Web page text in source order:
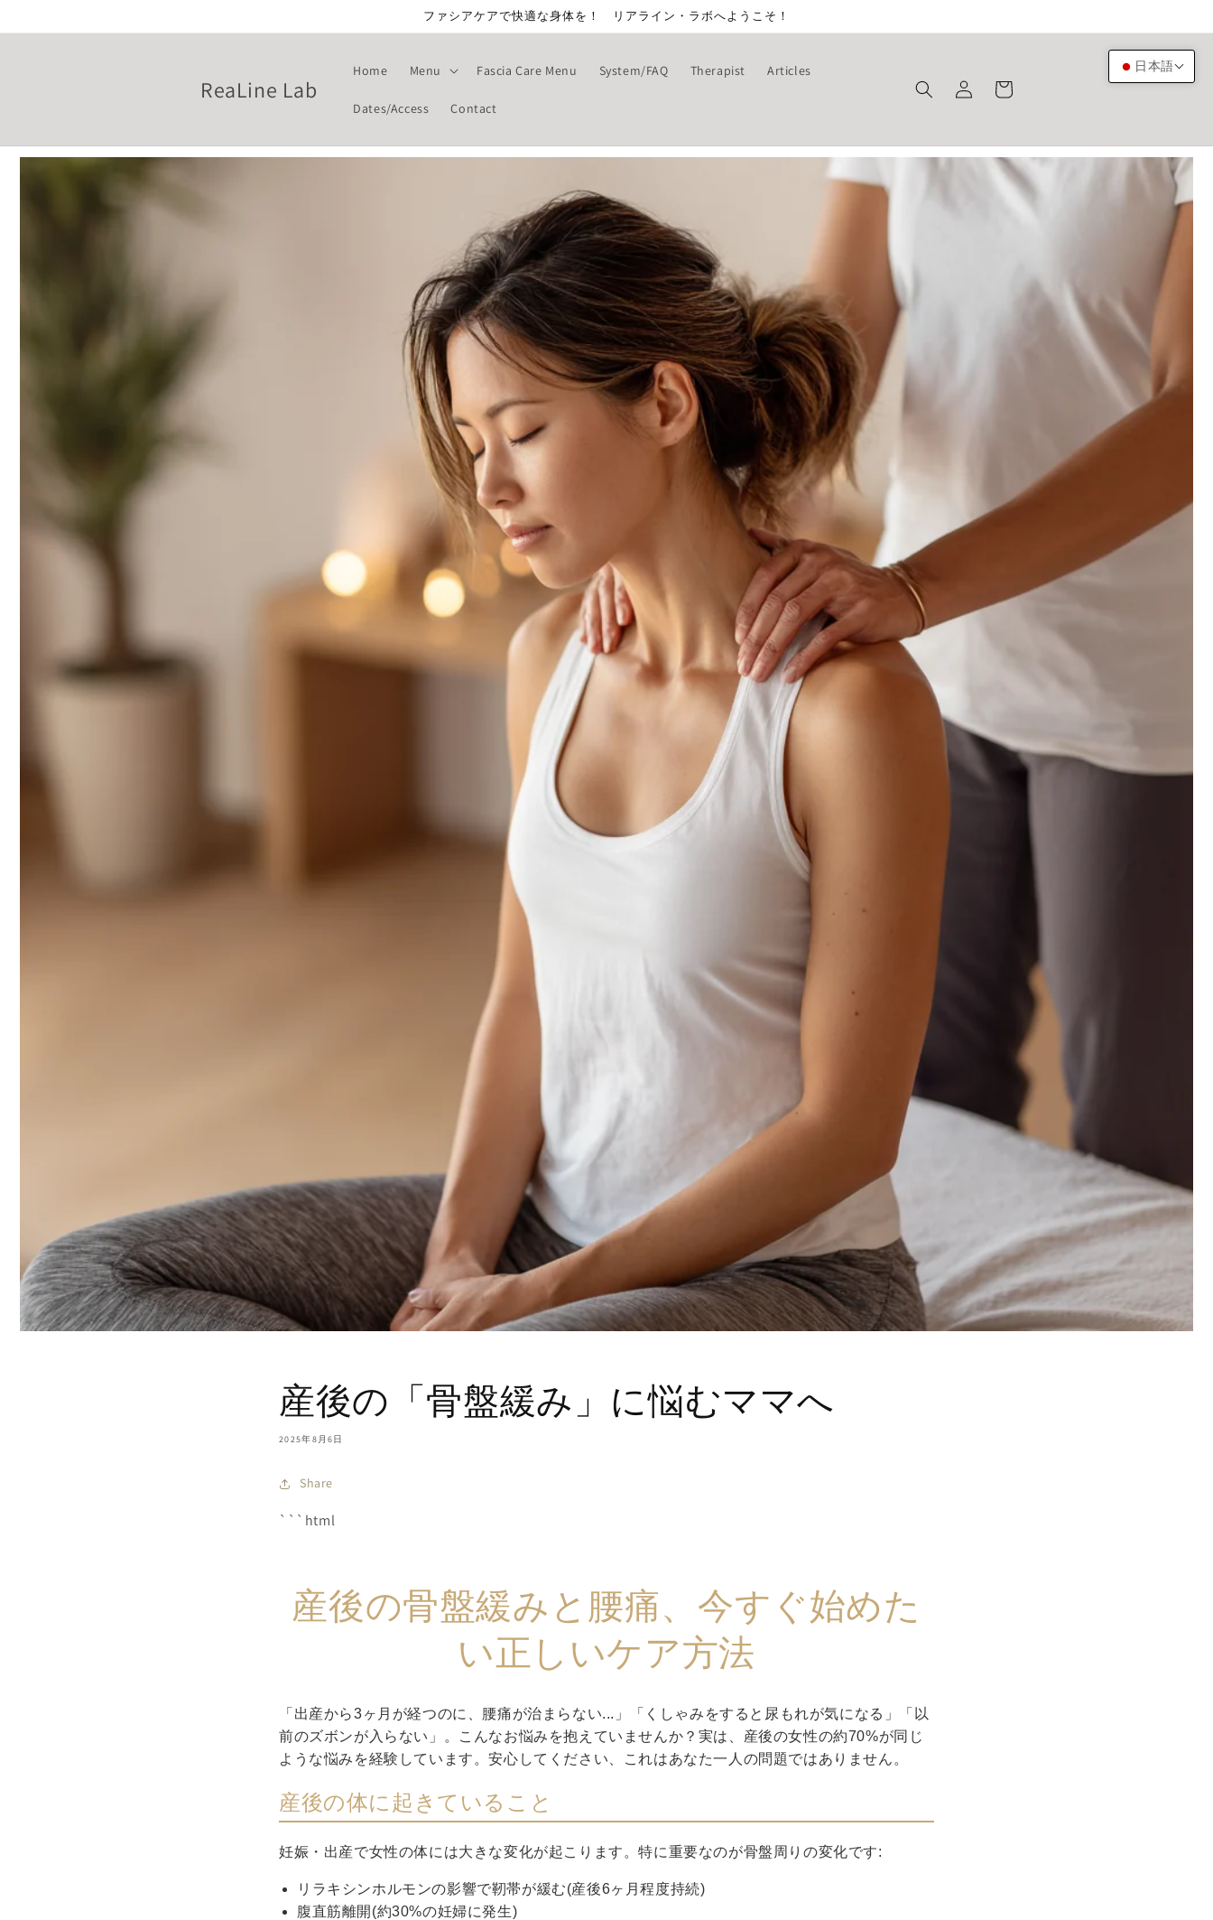
進む
ファシアケアで快適な身体を！ リアライン・ラボへようこそ！
ReaLine Lab
Home Menu Fascia Care Menu System/FAQ Therapist Articles
Dates/Access Contact
グ
イ
ー
産後の「骨盤緩み」に悩むママへ
2025年8月6日
Share
```html
産後の骨盤緩みと腰痛、今すぐ始めた
い正しいケア方法
「出産から3ヶ月が経つのに、腰痛が治まらない...」「くしゃみをすると尿もれが気になる」「以
前のズボンが入らない」。こんなお悩みを抱えていませんか？実は、産後の女性の約70%が同じ
ような悩みを経験しています。安心してください、これはあなた一人の問題ではありません。
産後の体に起きていること
妊娠・出産で女性の体には大きな変化が起こります。特に重要なのが骨盤周りの変化です:
リラキシンホルモンの影響で靭帯が緩む(産後6ヶ月程度持続)
腹直筋離開(約30%の妊婦に発生)
日本語